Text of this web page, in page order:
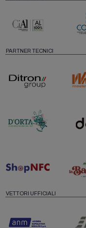
PARTNER TECNICI
VETTORI UFFICIALI